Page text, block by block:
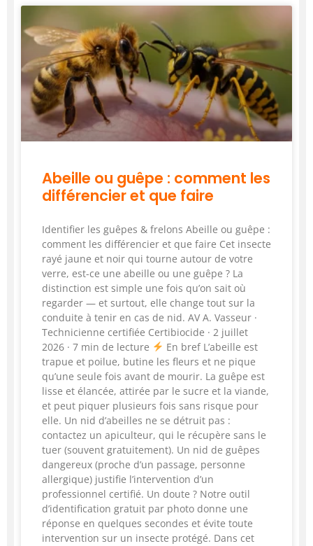
Abeille ou guêpe : comment les
différencier et que faire
Identifier les guêpes & frelons Abeille ou guêpe :
comment les différencier et que faire Cet insecte
rayé jaune et noir qui tourne autour de votre
verre, est-ce une abeille ou une guêpe ? La
distinction est simple une fois qu’on sait où
regarder — et surtout, elle change tout sur la
conduite à tenir en cas de nid. AV A. Vasseur ·
Technicienne certifiée Certibiocide · 2 juillet
2026 · 7 min de lecture
En bref L’abeille est
trapue et poilue, butine les fleurs et ne pique
qu’une seule fois avant de mourir. La guêpe est
lisse et élancée, attirée par le sucre et la viande,
et peut piquer plusieurs fois sans risque pour
elle. Un nid d’abeilles ne se détruit pas :
contactez un apiculteur, qui le récupère sans le
tuer (souvent gratuitement). Un nid de guêpes
dangereux (proche d’un passage, personne
allergique) justifie l’intervention d’un
professionnel certifié. Un doute ? Notre outil
d’identification gratuit par photo donne une
réponse en quelques secondes et évite toute
intervention sur un insecte protégé. Dans cet